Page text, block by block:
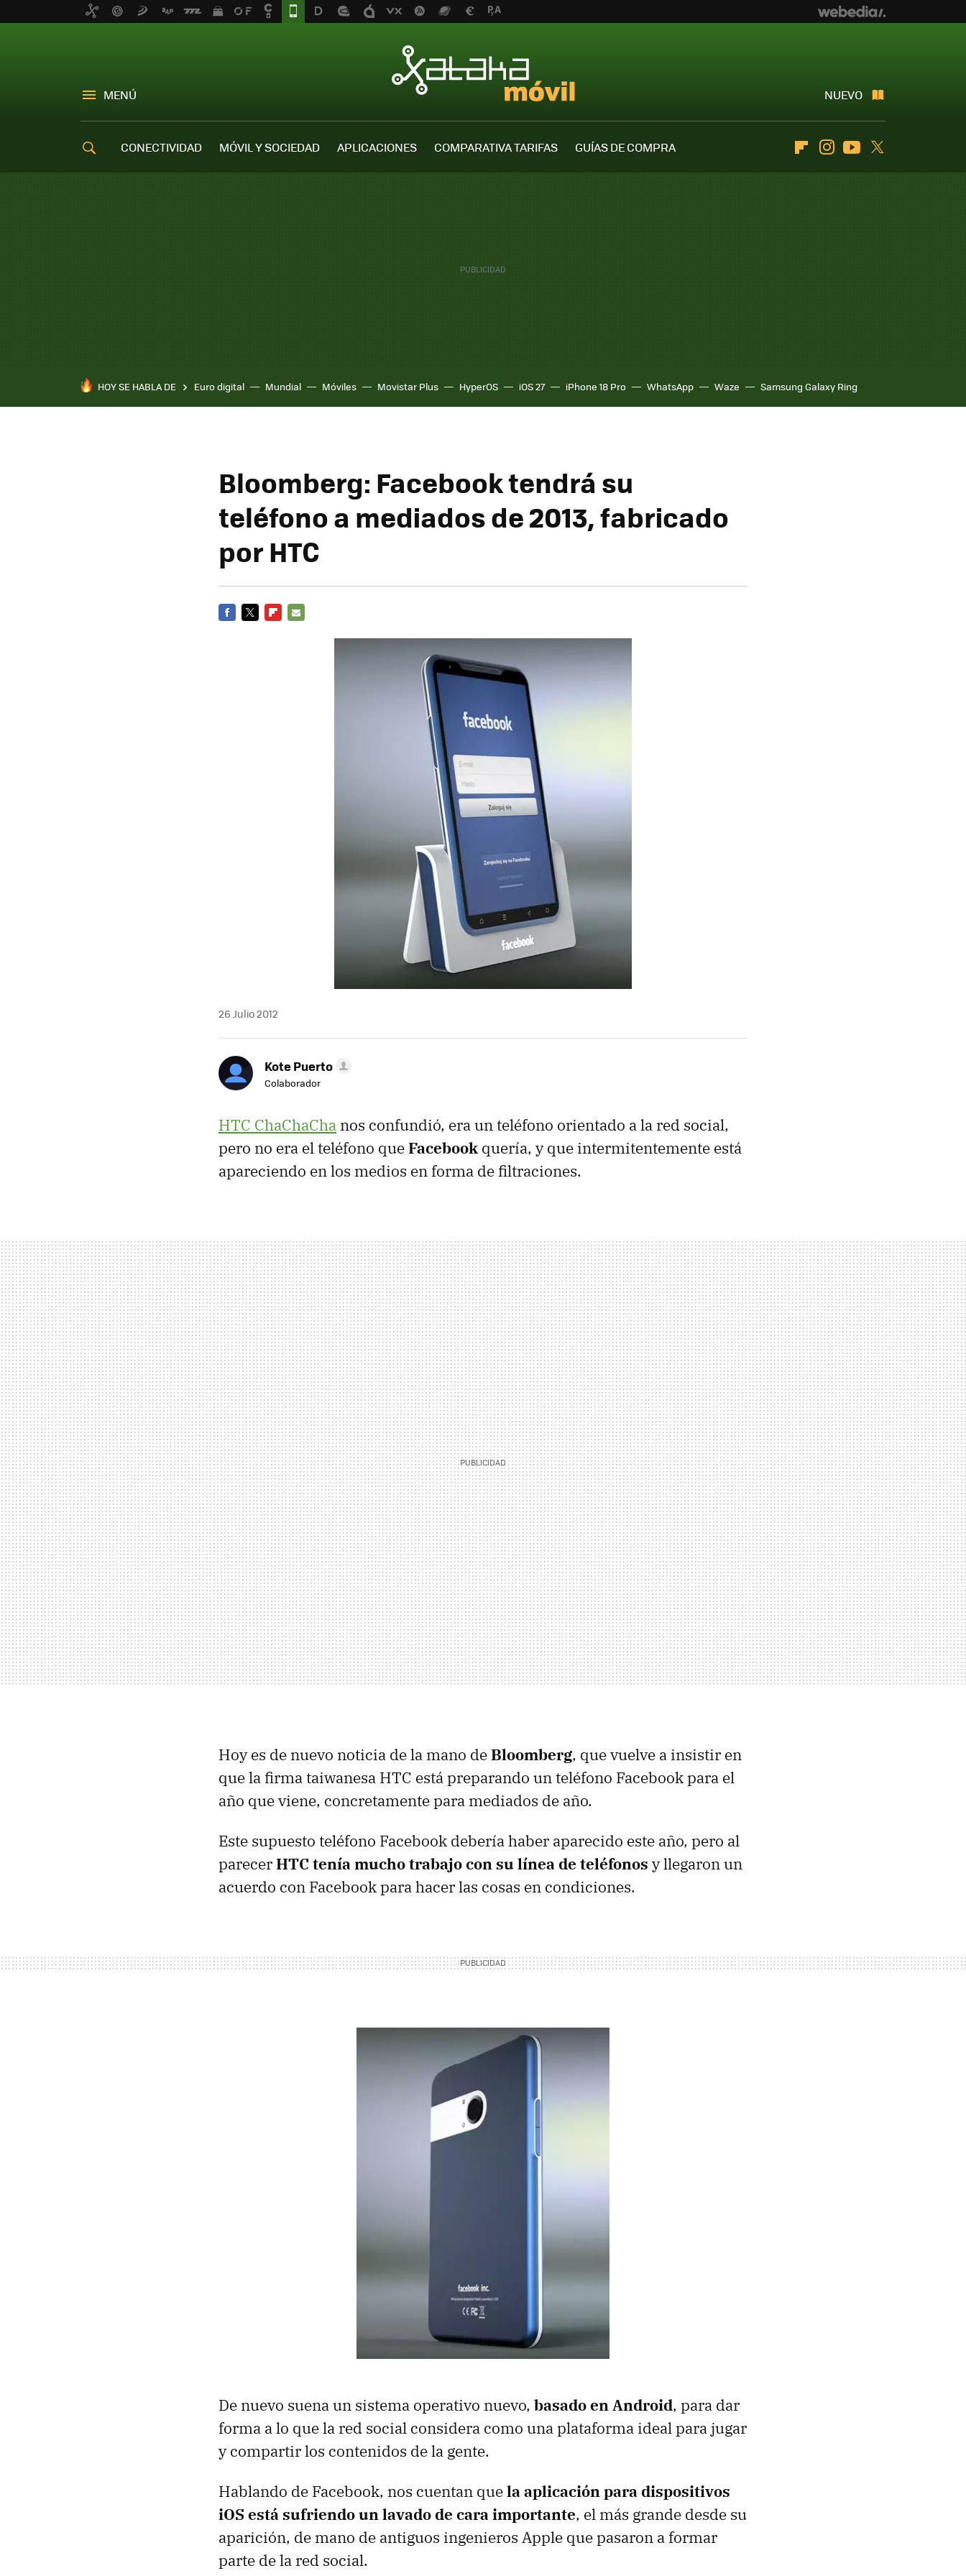
MENÚ NUEVO
CONECTIVIDAD MÓVIL Y SOCIEDAD APLICACIONES COMPARATIVA TARIFAS
GUÍAS DE COMPRA
FlipboardInstagramYoutube
HOY SE HABLA DE Euro digital Mundial Móviles Movistar Plus HyperOS iOS 27 iPhone 18 Pro WhatsApp Waze Samsung Galaxy Ring
Bloomberg: Facebook tendrá su
teléfono a mediados de 2013, fabricado
por HTC
26 Julio 2012
Kote Puerto
Colaborador
HTC ChaChaCha nos confundió, era un teléfono orientado a la red social,
pero no era el teléfono queFacebook quería, y que intermitentemente está
apareciendo en los medios en forma de filtraciones.
Hoy es de nuevo noticia de la mano deBloomberg, que vuelve a insistir en
que la firma taiwanesa HTC está preparando un teléfono Facebook para el
año que viene, concretamente para mediados de año.
Este supuesto teléfono Facebook debería haber aparecido este año, pero al
parecerHTC tenía mucho trabajo con su línea de teléfonos y llegaron un
acuerdo con Facebook para hacer las cosas en condiciones.
De nuevo suena un sistema operativo nuevo, basado en Android, para dar
forma a lo que la red social considera como una plataforma ideal para jugar
y compartir los contenidos de la gente.
Hablando de Facebook, nos cuentan quela aplicación para dispositivos
iOS está sufriendo un lavado de cara importante, el más grande desde su
aparición, de mano de antiguos ingenieros Apple que pasaron a formar
parte de la red social.